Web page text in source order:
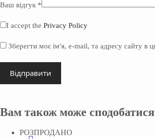
Ваш відгук *
I accept the Privacy Policy
Зберегти моє ім'я, e-mail, та адресу сайту в
Відправити
Вам також може
РОЗПРОДАНО